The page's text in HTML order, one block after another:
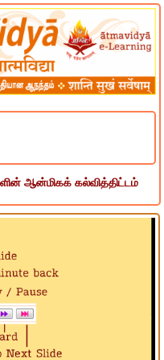
ஆன்மிகக் கல்வித்திட்டம்